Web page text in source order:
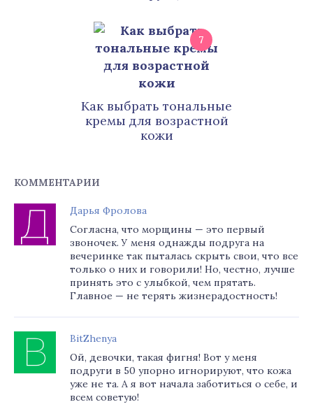
7
Как выбрать тональные
кремы для возрастной
кожи
КОММЕНТАРИИ
Дарья Фролова
Согласна, что морщины — это первый
звоночек. У меня однажды подруга на
вечеринке так пыталась скрыть свои, что все
только о них и говорили! Но, честно, лучше
принять это с улыбкой, чем прятать.
Главное — не терять жизнерадостность!
BitZhenya
Ой, девочки, такая фигня! Вот у меня
подруги в 50 упорно игнорируют, что кожа
уже не та. А я вот начала заботиться о себе, и
всем советую!